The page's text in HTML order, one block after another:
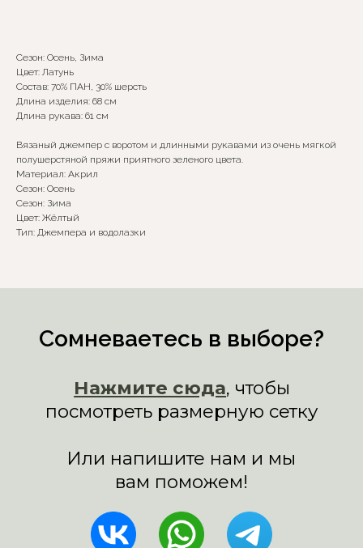
Сезон: Осень, Зима
Цвет: Латунь
Состав: 70% ПАН, 30% шерсть
Длина изделия: 68 см
Длина рукава: 61 см
Вязаный джемпер с воротом и длинными рукавами из очень мягкой
полушерстяной пряжи приятного зеленого цвета.
Материал: Акрил
Сезон: Осень
Сезон: Зима
Цвет: Жёлтый
Тип: Джемпера и водолазки
Сомневаетесь в выборе?
Нажмите сюда, чтобы
посмотреть размерную сетку
Или напишите нам и мы